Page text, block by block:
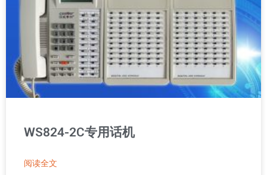
WS824-2C专用话机
阅读全文